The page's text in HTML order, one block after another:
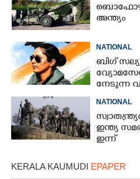
അന്ത്യം
NATIONAL
ബിഗ്
നേടുന്ന
NATIONAL
ഇന്ത്യ
ഇന്ന്
KERALA KAUMUDI EPAPER